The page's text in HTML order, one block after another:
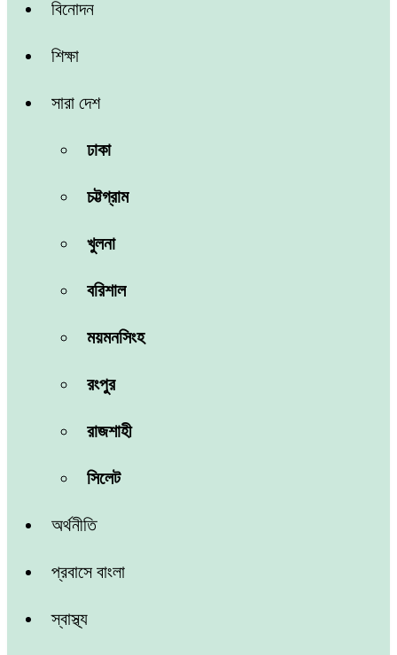
বিনোদন
শিক্ষা
সারা দেশ
ঢাকা
চট্টগ্রাম
খুলনা
বরিশাল
ময়মনসিংহ
রংপুর
রাজশাহী
সিলেট
অর্থনীতি
প্রবাসে বাংলা
স্বাস্থ্য